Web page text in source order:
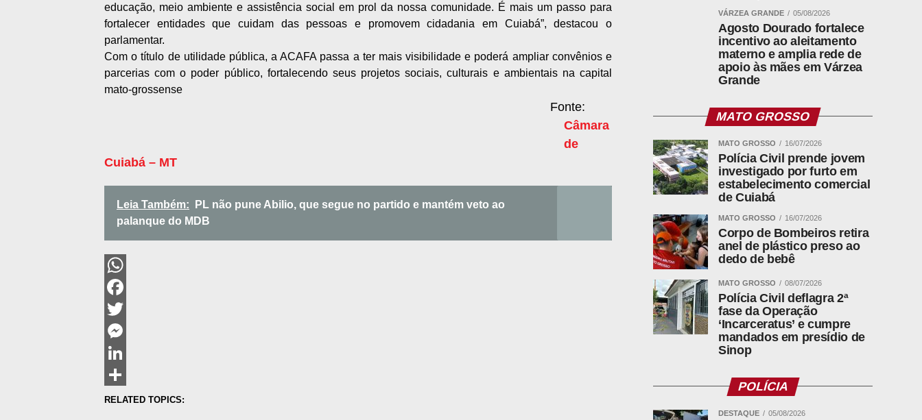
educação, meio ambiente e assistência social em prol da nossa comunidade. É mais um passo para
fortalecer entidades que cuidam das pessoas e promovem cidadania em Cuiabá”, destacou o
parlamentar.
Com o título de utilidade pública, a ACAFA passa a ter mais visibilidade e poderá ampliar convênios e
parcerias com o poder público, fortalecendo seus projetos sociais, culturais e ambientais na capital
mato-grossense
Fonte:
Câmara
de
Cuiabá – MT
Leia Também:
PL não pune Abilio, que segue no partido e mantém veto ao
palanque do MDB
WhatsApp
Facebook
Twitter
Messenger
LinkedIn
Share
RELATED TOPICS:
VÁRZEA GRANDE 05/08/2026
Agosto Dourado fortalece
incentivo ao aleitamento
materno e amplia rede de
apoio às mães em Várzea
Grande
MATO GROSSO
MATO GROSSO 16/07/2026
Polícia Civil prende jovem
investigado por furto em
estabelecimento comercial
de Cuiabá
MATO GROSSO 16/07/2026
Corpo de Bombeiros retira
anel de plástico preso ao
dedo de bebê
MATO GROSSO 08/07/2026
Polícia Civil deflagra 2ª
fase da Operação
‘Incarceratus’ e cumpre
mandados em presídio de
Sinop
POLÍCIA
DESTAQUE 05/08/2026